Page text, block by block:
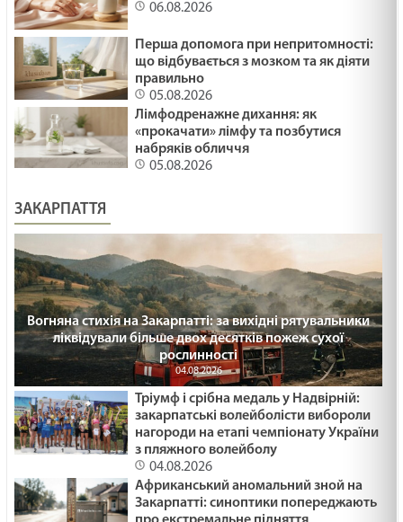
06.08.2026
Перша допомога при непритомності:
що відбувається з мозком та як діяти
правильно
05.08.2026
Лімфодренажне дихання: як
«прокачати» лімфу та позбутися
набряків обличчя
05.08.2026
ЗАКАРПАТТЯ
Вогняна стихія на Закарпатті: за вихідні рятувальники
ліквідували більше двох десятків пожеж сухої
рослинності
04.08.2026
Тріумф і срібна медаль у Надвірній:
закарпатські волейболісти вибороли
нагороди на етапі чемпіонату України
з пляжного волейболу
04.08.2026
Африканський аномальний зной на
Закарпатті: синоптики попереджають